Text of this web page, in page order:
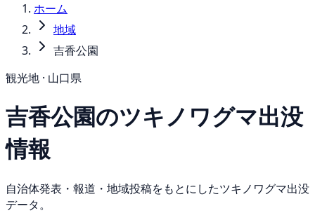
ホーム
地域
吉香公園
観光地 · 山口県
吉香公園のツキノワグマ出没
情報
自治体発表・報道・地域投稿をもとにしたツキノワグマ出没
データ。